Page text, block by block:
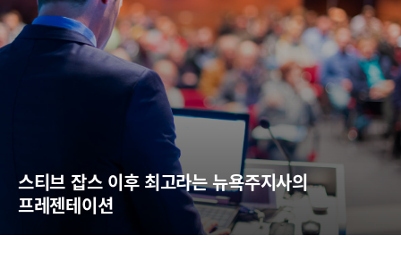
스티브 잡스 이후 최고라는 뉴욕주지사의
프레젠테이션